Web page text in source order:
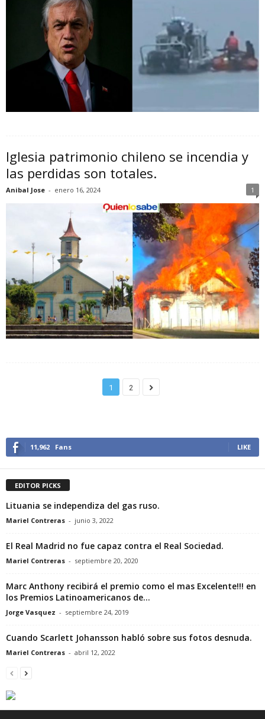
Iglesia patrimonio chileno se incendia y
las perdidas son totales.
Anibal Jose - enero 16, 2024 1
1 2
11,962 Fans LIKE
EDITOR PICKS
Lituania se independiza del gas ruso.
Mariel Contreras - junio 3, 2022
El Real Madrid no fue capaz contra el Real Sociedad.
Mariel Contreras - septiembre 20, 2020
Marc Anthony recibirá el premio como el mas Excelente!!! en
los Premios Latinoamericanos de...
Jorge Vasquez - septiembre 24, 2019
Cuando Scarlett Johansson habló sobre sus fotos desnuda.
Mariel Contreras - abril 12, 2022